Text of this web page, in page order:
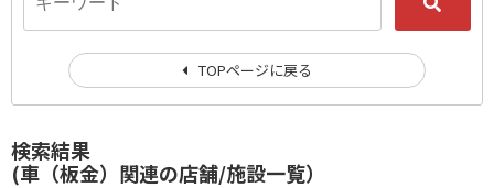
検索結果
(車（板金）関連の店舗/施設一覧）
TOPページに戻る